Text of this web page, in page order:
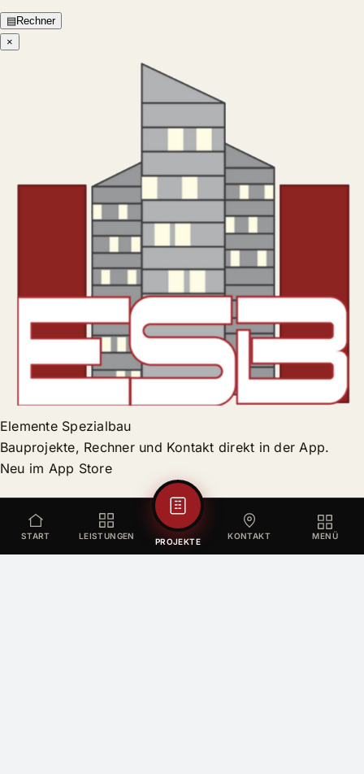
START LEISTUNGEN
PROJEKTE
KONTAKT MENÜ
▤Rechner
×
Elemente Spezialbau
Bauprojekte, Rechner und Kontakt direkt in der App.
Neu im App Store